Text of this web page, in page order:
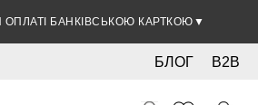
БАНКІВСЬКОЮ КАРТКОЮ ▼
B2B
БЛОГ